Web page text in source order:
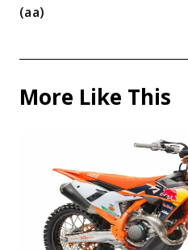
(aa)
More Like This